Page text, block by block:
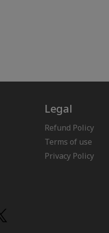
Legal
Refund Policy
Terms of use
Privacy Policy